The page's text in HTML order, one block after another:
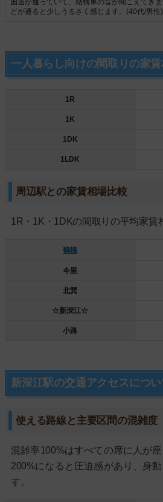
国道が通っていて、結構車の音が聞こえてき
どが通ると少しうるさく感じます。(40代/男性)
一人暮らし向けの間取りの家
1R
1K
1DK
1LDK
周辺駅との家賃相場比較
1R・1K・1DKの間取りの平均家賃
鶴橋
今里
北巽
☆新深江☆
小路
新深江駅の交通アクセスについ
使える路線と主要区間の混雑度
混雑率100%はすべての席に人が座
200%になると圧迫感があり、身
す。